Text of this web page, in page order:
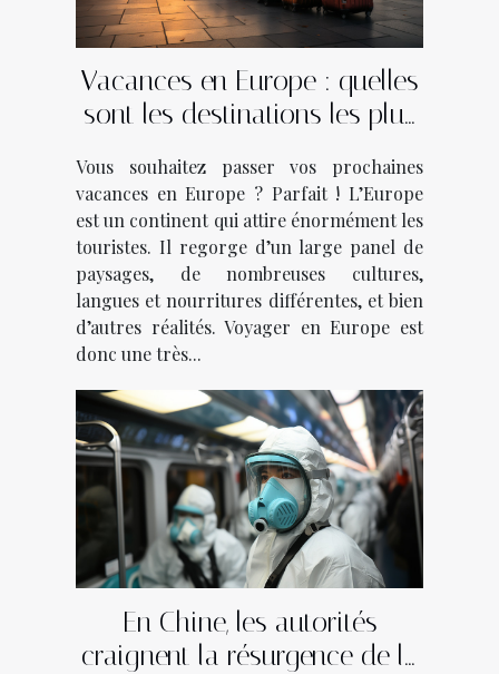
Vacances en Europe : quelles
sont les destinations les plus
Vous souhaitez passer vos prochaines
vacances en Europe ? Parfait ! L’Europe
est un continent qui attire énormément les
touristes. Il regorge d’un large panel de
paysages, de nombreuses cultures,
langues et nourritures différentes, et bien
d’autres réalités. Voyager en Europe est
donc une très...
En Chine, les autorités
craignent la résurgence de la